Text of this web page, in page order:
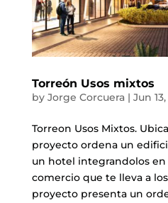
Torreón Usos mixtos
by Jorge Corcuera| Jun
Torreon Usos Mixtos.
proyecto ordena un
un hotel integrandolos en
comercio que te lleva a
proyecto presenta un